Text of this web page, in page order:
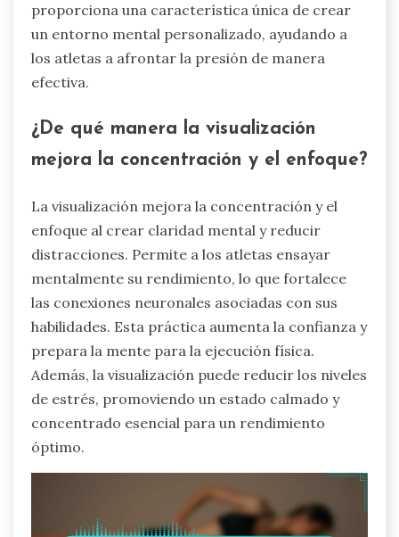
proporciona una característica única de crear
un entorno mental personalizado, ayudando a
los atletas a afrontar la presión de manera
efectiva.
¿De qué manera la visualización
mejora la concentración y el enfoque?
La visualización mejora la concentración y el
enfoque al crear claridad mental y reducir
distracciones. Permite a los atletas ensayar
mentalmente su rendimiento, lo que fortalece
las conexiones neuronales asociadas con sus
habilidades. Esta práctica aumenta la confianza y
prepara la mente para la ejecución física.
Además, la visualización puede reducir los niveles
de estrés, promoviendo un estado calmado y
concentrado esencial para un rendimiento
óptimo.